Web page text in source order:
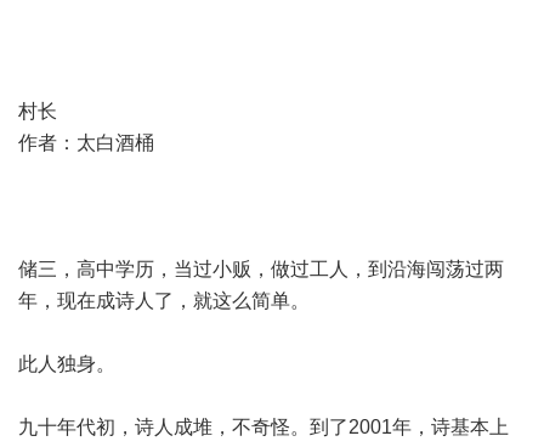
村长
作者：太白酒桶
储三，高中学历，当过小贩，做过工人，到沿海闯荡过两
年，现在成诗人了，就这么简单。
此人独身。
九十年代初，诗人成堆，不奇怪。到了2001年，诗基本上